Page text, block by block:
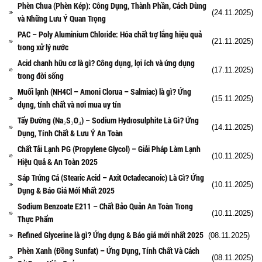
Phèn Chua (Phèn Kép): Công Dụng, Thành Phần, Cách Dùng
và Những Lưu Ý Quan Trọng
(24.11.2025)
PAC – Poly Aluminium Chloride: Hóa chất trợ lắng hiệu quả
trong xử lý nước
(21.11.2025)
Acid chanh hữu cơ là gì? Công dụng, lợi ích và ứng dụng
trong đời sống
(17.11.2025)
Muối lạnh (NH4Cl – Amoni Clorua – Salmiac) là gì? Ứng
dụng, tính chất và nơi mua uy tín
(15.11.2025)
Tẩy Đường (Na₂S₂O₄) – Sodium Hydrosulphite Là Gì? Ứng
Dụng, Tính Chất & Lưu Ý An Toàn
(14.11.2025)
Chất Tải Lạnh PG (Propylene Glycol) – Giải Pháp Làm Lạnh
Hiệu Quả & An Toàn 2025
(10.11.2025)
Sáp Trứng Cá (Stearic Acid – Axit Octadecanoic) Là Gì? Ứng
Dụng & Báo Giá Mới Nhất 2025
(10.11.2025)
Sodium Benzoate E211 – Chất Bảo Quản An Toàn Trong
Thực Phẩm
(10.11.2025)
Refined Glycerine là gì? Ứng dụng & Báo giá mới nhất 2025 (08.11.2025)
Phèn Xanh (Đồng Sunfat) – Ứng Dụng, Tính Chất Và Cách
(08.11.2025)